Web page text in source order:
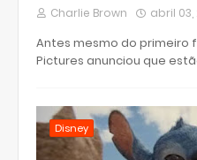
Charlie Brown abril 03,
Antes mesmo do primeiro
Pictures anunciou que
Disney